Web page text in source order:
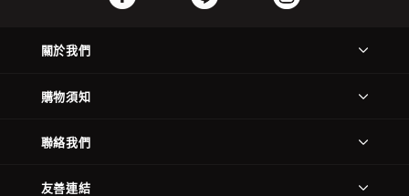
關於我們
購物須知
聯絡我們
友善連結